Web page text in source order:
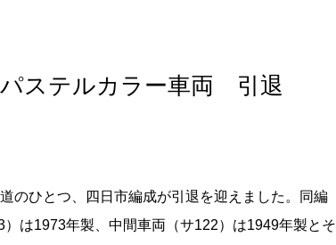
内
ステルカラー車両 引退
のひとつ、四日市編成が引退を迎えました。同編
は1973年製、中間車両（サ122）は1949年製とそ